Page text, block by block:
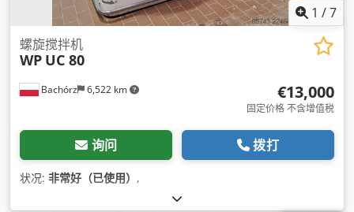
1 /7
Bachórz 6,522 km
螺旋搅拌机
WP UC 80
€13,000
固定价格 不含增值税
询问 拨打
状况: 非常好（已使用） ,